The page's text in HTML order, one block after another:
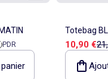
PDR
Totebag
Prix de
10,90 €